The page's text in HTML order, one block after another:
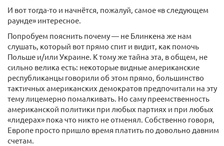
И вот тогда-то и начнётся, пожалуй, самое «в следующем
раунде» интересное.
Попробуем пояснить почему — не Блинкена же нам
слушать, который вот прямо спит и видит, как помочь
Польше и/или Украине. К тому же тайна эта, в общем, не
сильно велика есть: некоторые видные американские
республиканцы говорили об этом прямо, большинство
тактичных американских демократов предпочитали на эту
тему лицемерно помалкивать. Но саму преемственность
американской политики при любых партиях и при любых
«лидерах» пока что никто не отменял. Собственно говоря,
Европе просто пришло время платить по довольно давним
счетам.